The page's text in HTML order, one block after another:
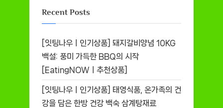
Recent Posts
[잇팅나우ㅣ인기상품] 돼지갈비양념 10KG
백설: 풍미 가득한 BBQ의 시작
[EatingNOWㅣ추천상품]
[잇팅나우ㅣ인기상품] 태영식품, 온가족의 건
강을 담은 한방 건강 백숙 삼계탕재료